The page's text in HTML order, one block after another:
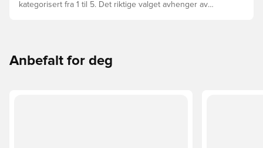
kategorisert fra 1 til 5. Det riktige valget avhenger av
Anbefalt for deg